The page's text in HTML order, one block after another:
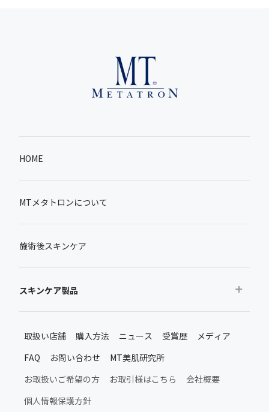
HOME
MTメタトロンについて
施術後スキンケア
スキンケア製品
MTメタトロン新製品・限定品
施術後のスキンケア
ムーンアッププロダクト
取扱い店舗 購入方法 ニュース 受賞歴 メディア
FAQ お問い合わせ MT美肌研究所
お取扱いご希望の方 お取引様はこちら 会社概要
個人情報保護方針